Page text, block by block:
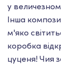
у
Інша
м'яко
коробка
цуценя! Чия